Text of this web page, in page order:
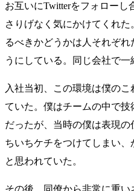
お互いにTwitterをフォロー
さりげなく気にかけてくれた
るべきかどうかは人それぞ
うにしている。同じ会社で一
入社当初、この環境は僕の
ていた。僕はチームの中で
だったが、当時の僕は表現
ちいちケチをつけてしまい
と思われていた。